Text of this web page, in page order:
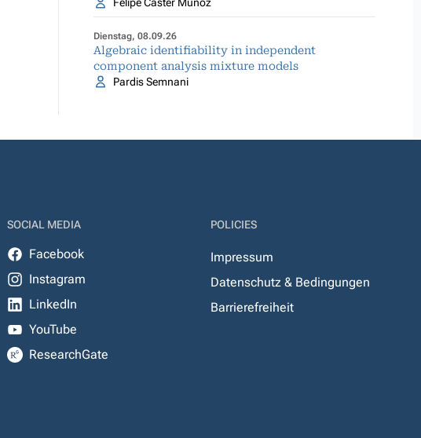
Dienstag, 08.09.26
Algebraic identifiability in independent
component analysis mixture models
Pardis Semnani
SOCIAL MEDIA
Facebook
Instagram
LinkedIn
YouTube
ResearchGate
POLICIES
Impressum
Datenschutz & Bedingungen
Barrierefreiheit